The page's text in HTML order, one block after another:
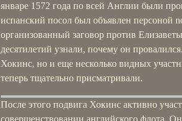
январе 1572 года по всей Англии были
испанский посол был объявлен персоной
организованный заговор против
десятилетий узнали, почему он
Хокинс, но и еще несколько видных
теперь тщательно присматривали.
После этого подвига Хокинс активно
совершенствовании английского флота.